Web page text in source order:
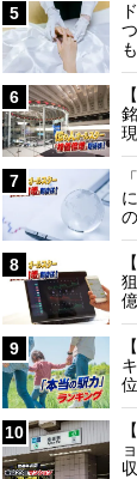
5
6
7
8
9
10